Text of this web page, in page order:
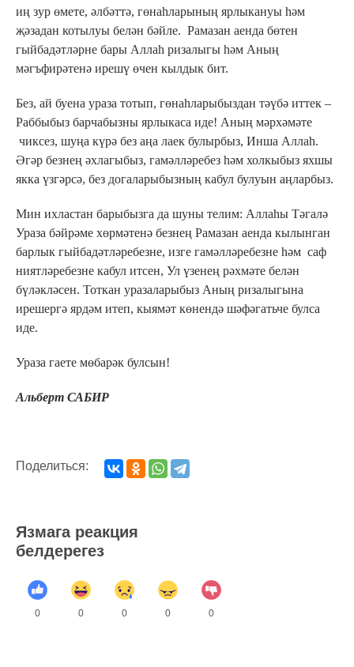
иң зур өмете, әлбәттә, гөнаһларының ярлыкануы һәм
җәзадан котылуы белән бәйле. Рамазан аенда бөтен
гыйбадәтләрне бары Аллаһ ризалыгы һәм Аның
мәгъфирәтенә ирешү өчен кылдык бит.
Без, ай буена ураза тотып, гөнаһларыбыздан тәүбә иттек –
Раббыбыз барчабызны ярлыкаса иде! Аның мәрхәмәте
чиксез, шуңа күрә без аңа лаек булырбыз, Инша Аллаһ.
Әгәр безнең әхлагыбыз, гамәлләребез һәм холкыбыз яхшы
якка үзгәрсә, без догаларыбызның кабул булуын аңларбыз.
Мин ихластан барыбызга да шуны телим: Аллаһы Тәгалә
Ураза бәйрәме хөрмәтенә безнең Рамазан аенда кылынган
барлык гыйбадәтләребезне, изге гамәлләребезне һәм саф
ниятләребезне кабул итсен, Ул үзенең рәхмәте белән
бүләкләсен. Тоткан уразаларыбыз Аның ризалыгына
ирешергә ярдәм итеп, кыямәт көнендә шәфәгатьче булса
иде.
Ураза гаете мөбарәк булсын!
Альберт САБИР
Поделиться:
Язмага реакция
белдерегез
0 0 0 0 0